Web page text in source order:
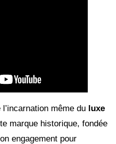
même du luxe
marque historique, fondée
engagement pour